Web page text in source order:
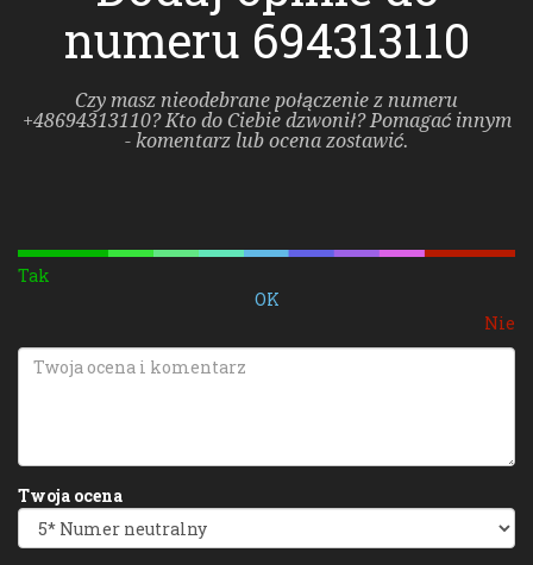
numeru 694313110
Czy masz nieodebrane połączenie z numeru
+48694313110? Kto do Ciebie dzwonił? Pomagać innym
- komentarz lub ocena zostawić.
Tak
OK
Nie
Twoja ocena